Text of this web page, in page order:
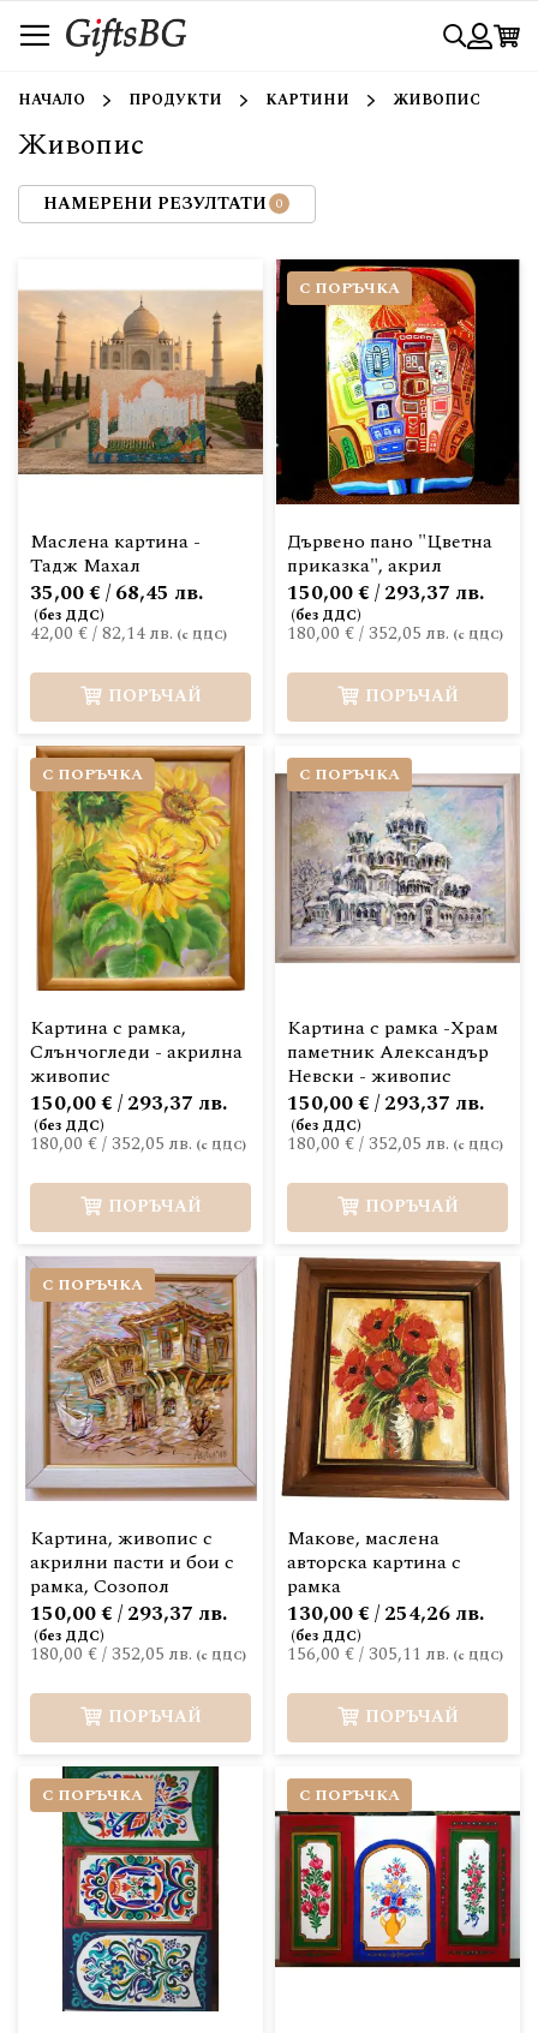
към
съдържанието
Търси
НАЧАЛО ПРОДУКТИ КАРТИНИ ЖИВОПИС
Живопис
Маслена картина -
Тадж Махал
42,00 €/82,14 лв.
35,00 € / 68,45 лв.
ПОРЪЧАЙ
С ПОРЪЧКА
Дървено пано "Цветна
приказка", акрил
180,00 €/ 352,05 лв.
150,00 € / 293,37 лв.
ПОРЪЧАЙ
С ПОРЪЧКА
Картина с рамка,
Слънчогледи - акрилна
живопис
180,00 €/ 352,05 лв.
150,00 € / 293,37 лв.
ПОРЪЧАЙ
С ПОРЪЧКА
Картина с рамка -Храм
паметник Александър
Невски - живопис
180,00 €/ 352,05 лв.
150,00 € / 293,37 лв.
ПОРЪЧАЙ
С ПОРЪЧКА
Картина, живопис с
акрилни пасти и бои с
рамка, Созопол
180,00 €/ 352,05 лв.
150,00 € / 293,37 лв.
ПОРЪЧАЙ
Макове, маслена
авторска картина с
рамка
156,00 €/ 305,11 лв.
130,00 € / 254,26 лв.
ПОРЪЧАЙ
С ПОРЪЧКА С ПОРЪЧКА
НАМЕРЕНИ РЕЗУЛТАТИ